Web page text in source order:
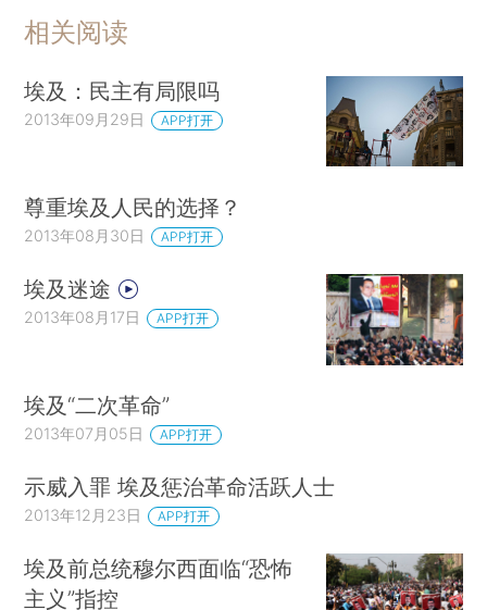
相关阅读
埃及：民主有局限吗
2013年09月29日 APP打开
尊重埃及人民的选择？
2013年08月30日 APP打开
埃及迷途
2013年08月17日 APP打开
埃及“二次革命”
2013年07月05日 APP打开
示威入罪 埃及惩治革命活跃人士
2013年12月23日 APP打开
埃及前总统穆尔西面临“恐怖
主义”指控